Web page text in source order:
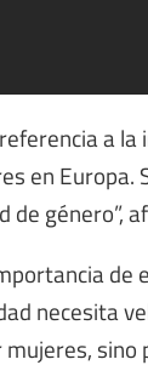
a
en
de género”,
de
necesita